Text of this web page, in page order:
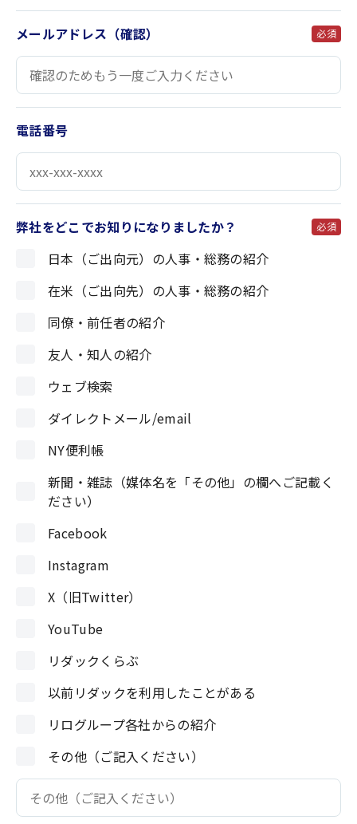
メールアドレス（確認） 必須
電話番号
弊社をどこでお知りになりましたか？ 必須
日本（ご出向元）の人事・総務の紹介
在米（ご出向先）の人事・総務の紹介
同僚・前任者の紹介
友人・知人の紹介
ウェブ検索
ダイレクトメール/email
NY便利帳
新聞・雑誌（媒体名を「その他」の欄へご記載く
ださい）
Facebook
Instagram
X（旧Twitter）
YouTube
リダックくらぶ
以前リダックを利用したことがある
リログループ各社からの紹介
その他（ご記入ください）